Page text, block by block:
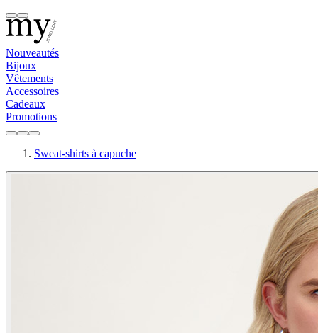
Nouveautés
Bijoux
Vêtements
Accessoires
Cadeaux
Promotions
Sweat-shirts à capuche